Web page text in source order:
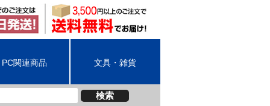
PC関連商品 文具・雑貨
検索